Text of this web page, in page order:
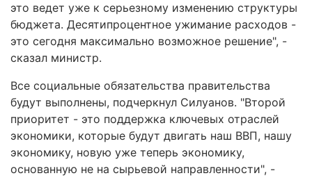
это ведет уже к серьезному изменению структуры
бюджета. Десятипроцентное ужимание расходов -
это сегодня максимально возможное решение", -
сказал министр.
Все социальные обязательства правительства
будут выполнены, подчеркнул Силуанов. "Второй
приоритет - это поддержка ключевых отраслей
экономики, которые будут двигать наш ВВП, нашу
экономику, новую уже теперь экономику,
основанную не на сырьевой направленности", -